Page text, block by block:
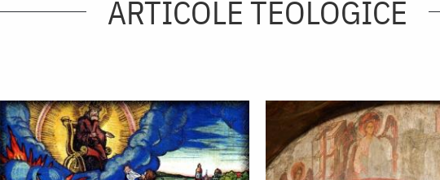
ARTICOLE TEOLOGICE